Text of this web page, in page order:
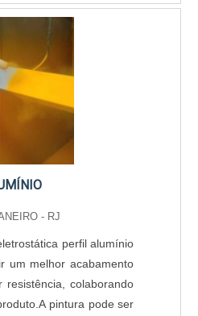
- RJ
perfil alumínio
um melhor acabamento
colaborando
pintura pode ser